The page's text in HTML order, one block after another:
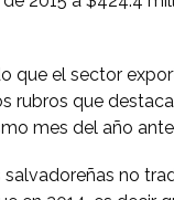
que el sector
rubros que
mes del año
no